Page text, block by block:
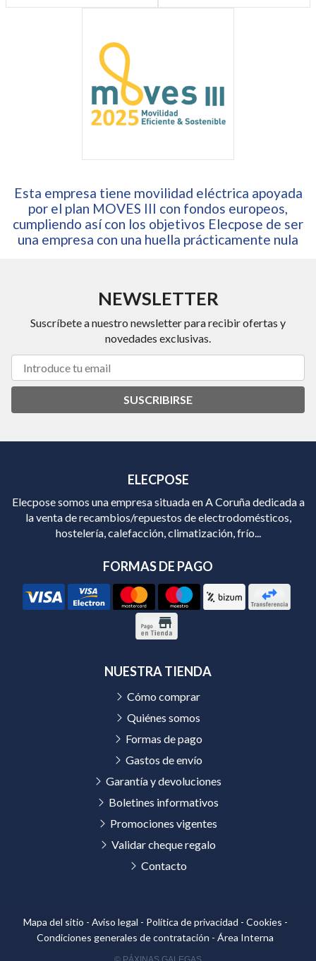
Esta empresa tiene movilidad eléctrica apoyada
por el plan MOVES III con fondos europeos,
cumpliendo así con los objetivos Elecpose de ser
una empresa con una huella prácticamente nula
NEWSLETTER
Suscríbete a nuestro newsletter para recibir ofertas y
novedades exclusivas.
SUSCRIBIRSE
ELECPOSE
Elecpose somos una empresa situada en A Coruña dedicada a
la venta de recambios/repuestos de electrodomésticos,
hostelería, calefacción, climatización, frío...
FORMAS DE PAGO
NUESTRA TIENDA
Cómo comprar
Quiénes somos
Formas de pago
Gastos de envío
Garantía y devoluciones
Boletines informativos
Promociones vigentes
Validar cheque regalo
Contacto
Mapa del sitio - Aviso legal - Política de privacidad - Cookies -
Condiciones generales de contratación - Área Interna